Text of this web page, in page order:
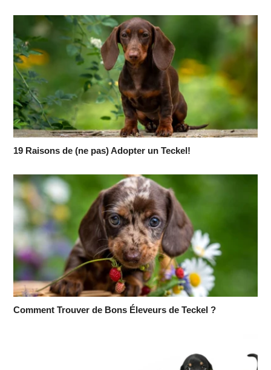
19 Raisons de (ne pas) Adopter un Teckel!
Comment Trouver de Bons Éleveurs de Teckel ?